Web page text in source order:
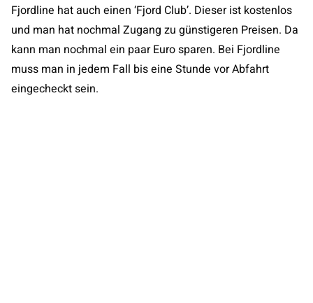
Fjordline hat auch einen ‘Fjord Club’. Dieser ist kostenlos
und man hat nochmal Zugang zu günstigeren Preisen. Da
kann man nochmal ein paar Euro sparen. Bei Fjordline
muss man in jedem Fall bis eine Stunde vor Abfahrt
eingecheckt sein.